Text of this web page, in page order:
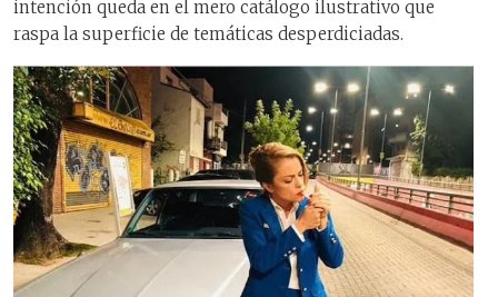
intención queda en el mero catálogo ilustrativo que
raspa la superficie de temáticas desperdiciadas.